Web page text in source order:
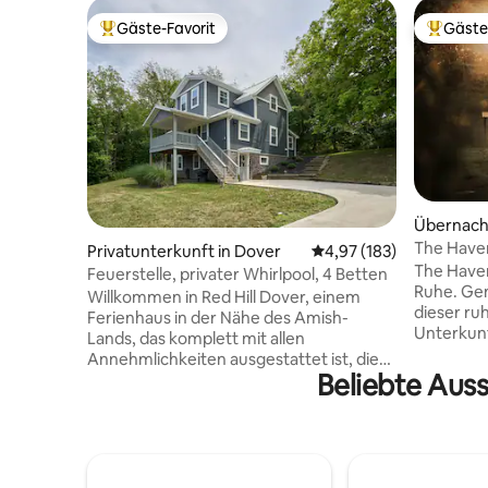
Beliebter Gäste-Favorit.
Gäste-Favorit
Privatunterkunft in Dover Durchschnittliche
4,97 (183)
Feuerstelle, privater Whirlpool, 4 Betten
Willkommen in Red Hill Dover, einem
Ferienhaus in der Nähe des Amish-
Lands, das komplett mit allen
Annehmlichkeiten ausgestattet ist, die
erforderlich sind. Es bietet Platz für 8
in
The
The
Ruhe.
dieser
sanften
Amish-
Beliebte